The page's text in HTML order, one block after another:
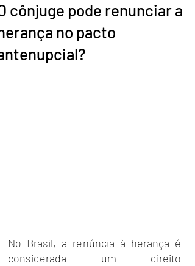
cônjuge pode renunciar a
no pacto
No Brasil, a renúncia à herança é
considerada um direito